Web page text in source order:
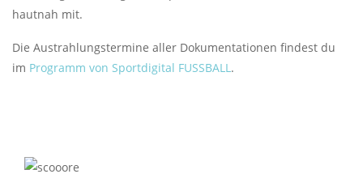
hautnah mit.
Die Austrahlungstermine aller Dokumentationen findest du
im Programm von Sportdigital FUSSBALL .